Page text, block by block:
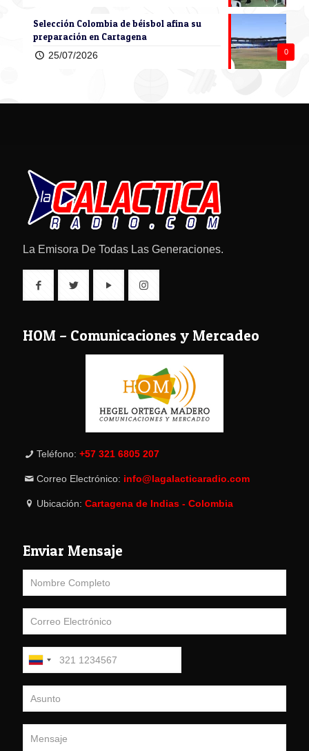
0
Selección Colombia de béisbol afina su
preparación en Cartagena
25/07/2026
La Emisora De Todas Las Generaciones.
HOM – Comunicaciones y Mercadeo
Teléfono: +57 321 6805 207
Correo Electrónico: info@lagalacticaradio.com
Ubicación: Cartagena de Indias - Colombia
Enviar Mensaje